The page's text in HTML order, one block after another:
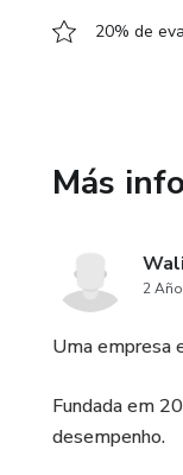
20% de
Más
2
Uma empresa
Fundada em
desempenho.